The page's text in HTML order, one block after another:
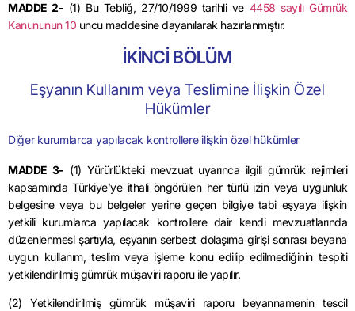
MADDE 2- (1) Bu Tebliğ, 27/10/1999 tarihli ve4458 sayılı Gümrük
Kanununun 10 uncu maddesine dayanılarak hazırlanmıştır.
İKİNCİ BÖLÜM
Eşyanın Kullanım veya Teslimine İlişkin Özel
Hükümler
Diğer kurumlarca yapılacak kontrollere ilişkin özel hükümler
MADDE 3- (1) Yürürlükteki mevzuat uyarınca ilgili gümrük rejimleri
kapsamında Türkiye’ye ithali öngörülen her türlü izin veya uygunluk
belgesine veya bu belgeler yerine geçen bilgiye tabi eşyaya ilişkin
yetkili kurumlarca yapılacak kontrollere dair kendi mevzuatlarında
düzenlenmesi şartıyla, eşyanın serbest dolaşıma girişi sonrası beyana
uygun kullanım, teslim veya işleme konu edilip edilmediğinin tespiti
yetkilendirilmiş gümrük müşaviri raporu ile yapılır.
(2) Yetkilendirilmiş gümrük müşaviri raporu beyannamenin tescil